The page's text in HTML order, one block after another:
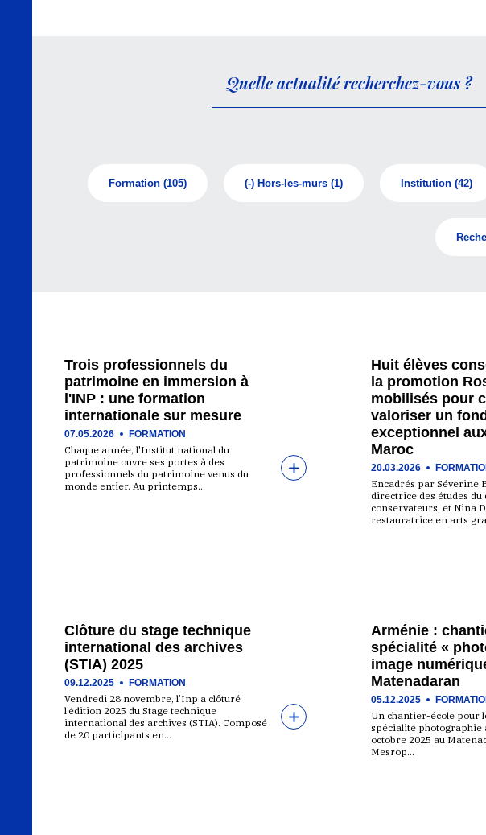
Formation (105) (-) Hors-les-murs (1) Institution (42)
Trois professionnels du
patrimoine en immersion à
l'INP : une formation
internationale sur mesure
07.05.2026 FORMATION
Chaque année, l'Institut national du
patrimoine ouvre ses portes à des
professionnels du patrimoine venus du
monde entier. Au printemps…
Huit élèves
la promotion
mobilisés pour
valoriser un
exceptionnel
Maroc
20.03.2026
Encadrés par Séverine
directrice des études
conservateurs, et Nina
restauratrice en arts
Clôture du stage technique
international des archives
(STIA) 2025
09.12.2025 FORMATION
Vendredi 28 novembre, l’Inp a clôturé
l’édition 2025 du Stage technique
international des archives (STIA). Composé
de 20 participants en…
Arménie :
spécialité «
image
Matenadaran
05.12.2025
Un chantier-école pour
spécialité photographie
octobre 2025 au
Mesrop…